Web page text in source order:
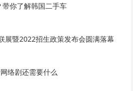
你了解韩国二手车
展暨2022招生政策发布会圆满落幕
络剧还需要什么